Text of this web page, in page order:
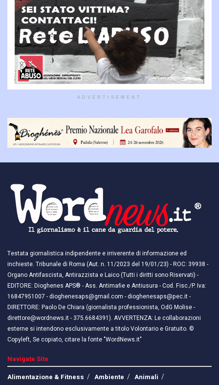
ADVERTISEMENT
Testata giornalistica indipendente e irriverente di informazione ed
inchieste. Tribunale di Roma (Aut. n. 11/2023 del 19/01/23) - ROC: 39938 -
Organo Antifascista, Antirazzista e Laico (Tutti i diritti sono Riservati) -
EDITORE: Dioghenes APS® - Ass. Antimafie e Antiusura - Cod. Fisc./P. Iva:
16847951007 - dioghenesaps@gmail.com - dioghenesaps@pec.it - ​​
DIRETTORE: Paolo De Chiara (giornalista professionista, OdG Molise -
direttore@wordnews.it - ​​375.6684391). AVVERTENZA: Le collaborazioni
esterne si intendono esclusivamente a titolo Volontario e Gratuito. ©
Copyleft, Se copiato, citare la fonte "WordNews.it"
Navigate Site
Alimentazione & Fitness
Ambiente
Animali